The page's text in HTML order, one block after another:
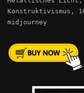
Konstruktivismus,
midjourney